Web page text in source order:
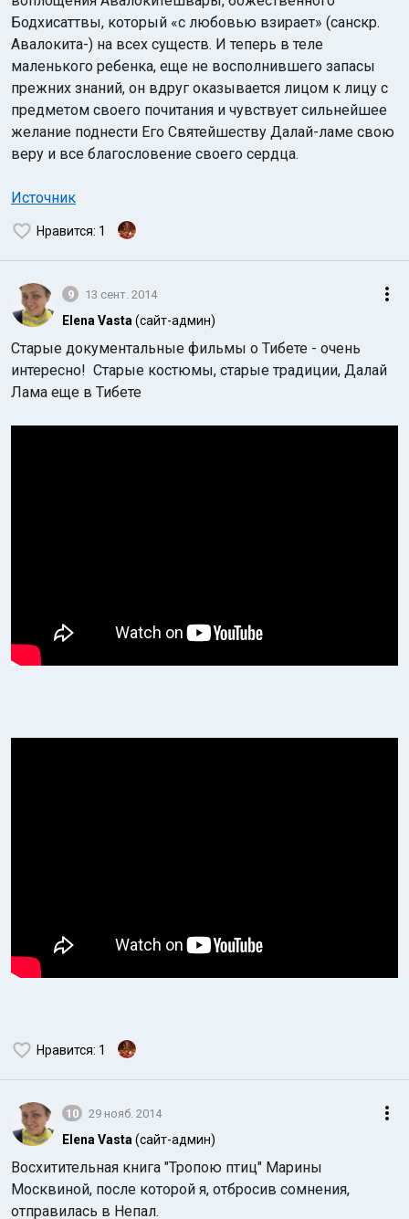
Бодхисаттвы, который «с любовью взирает» (санскр.
Авалокита-) на всех существ. И теперь в теле
маленького ребенка, еще не восполнившего запасы
прежних знаний, он вдруг оказывается лицом к лицу с
предметом своего почитания и чувствует сильнейшее
желание поднести Его Святейшеству Далай-ламе свою
веру и все благословение своего сердца.
Источник
Нравится: 1
9 13 сент. 2014
Elena Vasta (сайт-админ)
Старые документальные фильмы о Тибете - очень
интересно! Старые костюмы, старые традиции, Далай
Лама еще в Тибете
Нравится: 1
10 29 нояб. 2014
Elena Vasta (сайт-админ)
Восхитительная книга "Тропою птиц" Марины
Москвиной, после которой я, отбросив сомнения,
отправилась в Непал.